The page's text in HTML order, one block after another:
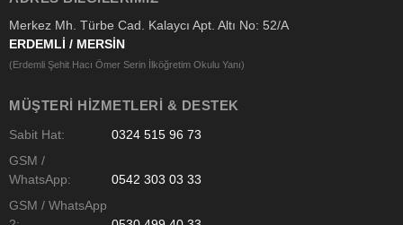
Merkez Mh. Türbe Cad. Kalaycı Apt. Altı No: 52/A
ERDEMLİ / MERSİN
(Erdemli Şehit Hacı Ömer Serin İlköğretim Okulu Yanı)
MÜŞTERI HIZMETLERI & DESTEK
Sabit Hat:
0324 515 96 73
GSM /
WhatsApp:
0542 303 03 33
GSM / WhatsApp